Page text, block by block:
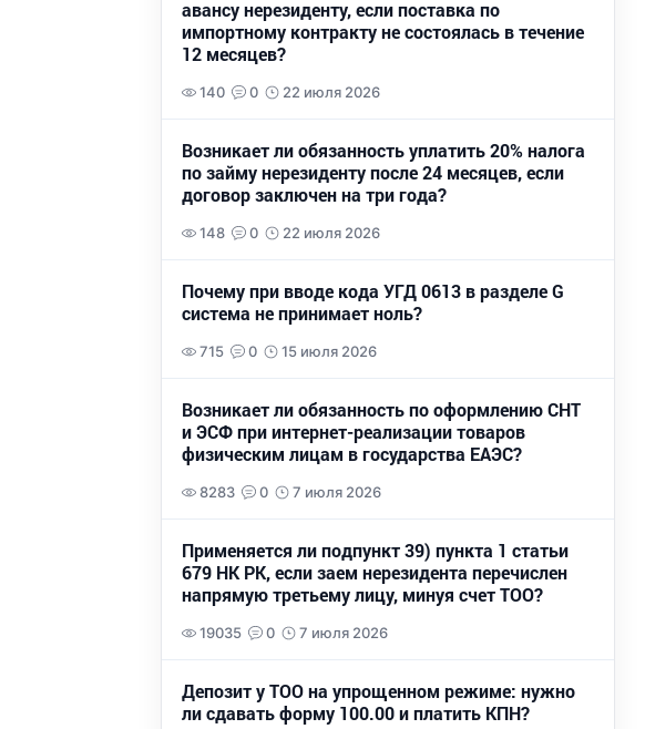
авансу нерезиденту, если поставка по
импортному контракту не состоялась в течение
12 месяцев?
140 0 22 июля 2026
Возникает ли обязанность уплатить 20% налога
по займу нерезиденту после 24 месяцев, если
договор заключен на три года?
148 0 22 июля 2026
Почему при вводе кода УГД 0613 в разделе G
система не принимает ноль?
715 0 15 июля 2026
Возникает ли обязанность по оформлению СНТ
и ЭСФ при интернет-реализации товаров
физическим лицам в государства ЕАЭС?
8283 0 7 июля 2026
Применяется ли подпункт 39) пункта 1 статьи
679 НК РК, если заем нерезидента перечислен
напрямую третьему лицу, минуя счет ТОО?
19035 0 7 июля 2026
Депозит у ТОО на упрощенном режиме: нужно
ли сдавать форму 100.00 и платить КПН?